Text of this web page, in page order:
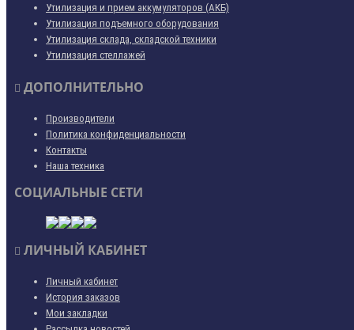
Утилизация и прием аккумуляторов (АКБ)
Утилизация подъемного оборудования
Утилизация склада, складской техники
Утилизация стеллажей
ДОПОЛНИТЕЛЬНО
Производители
Политика конфиденциальности
Контакты
Наша техника
СОЦИАЛЬНЫЕ СЕТИ
ЛИЧНЫЙ КАБИНЕТ
Личный кабинет
История заказов
Мои закладки